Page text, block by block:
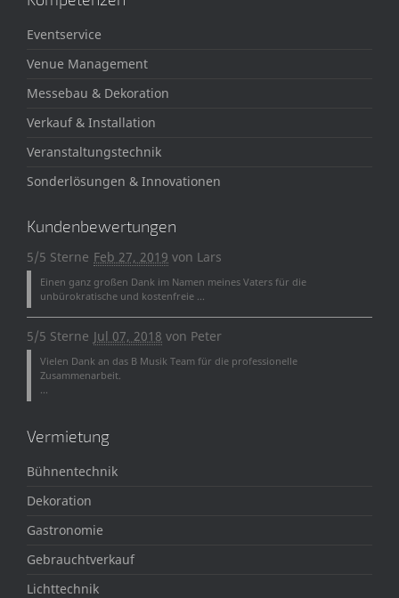
Eventservice
Venue Management
Messebau & Dekoration
Verkauf & Installation
Veranstaltungstechnik
Sonderlösungen & Innovationen
Kundenbewertungen
5/5 Sterne Feb 27, 2019 von Lars
Einen ganz großen Dank im Namen meines Vaters für die
unbürokratische und kostenfreie ...
5/5 Sterne Jul 07, 2018 von Peter
Vielen Dank an das B Musik Team für die professionelle
Zusammenarbeit.
...
Vermietung
Bühnentechnik
Dekoration
Gastronomie
Gebrauchtverkauf
Lichttechnik